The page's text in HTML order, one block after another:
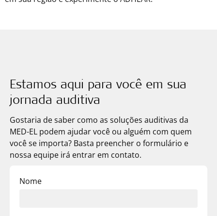
Estamos aqui para você em sua
jornada auditiva
Gostaria de saber como as soluções auditivas da
MED-EL podem ajudar você ou alguém com quem
você se importa? Basta preencher o formulário e
nossa equipe irá entrar em contato.
Nome